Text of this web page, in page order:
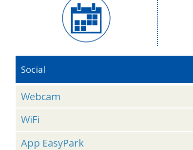
Social
Webcam
WiFi
App EasyPark